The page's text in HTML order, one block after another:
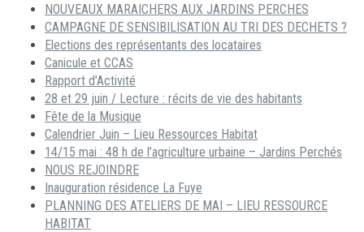
NOUVEAUX MARAICHERS AUX JARDINS PERCHES
CAMPAGNE DE SENSIBILISATION AU TRI DES DECHETS ?
Elections des représentants des locataires
Canicule et CCAS
Rapport d’Activité
28 et 29 juin / Lecture : récits de vie des habitants
Fête de la Musique
Calendrier Juin – Lieu Ressources Habitat
14/15 mai : 48 h de l’agriculture urbaine – Jardins Perchés
NOUS REJOINDRE
Inauguration résidence La Fuye
PLANNING DES ATELIERS DE MAI – LIEU RESSOURCE
HABITAT